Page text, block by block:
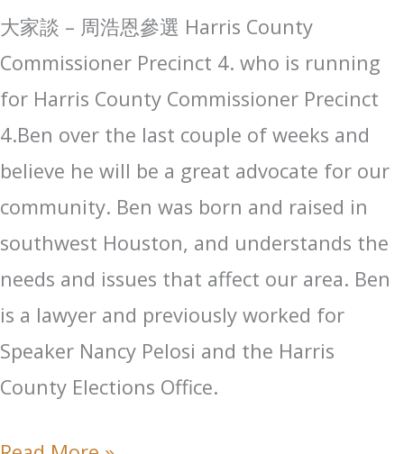
大家談 – 周浩恩參選 Harris County
Commissioner Precinct 4. who is running
for Harris County Commissioner Precinct
4.Ben over the last couple of weeks and
believe he will be a great advocate for our
community. Ben was born and raised in
southwest Houston, and understands the
needs and issues that affect our area. Ben
is a lawyer and previously worked for
Speaker Nancy Pelosi and the Harris
County Elections Office.
AM